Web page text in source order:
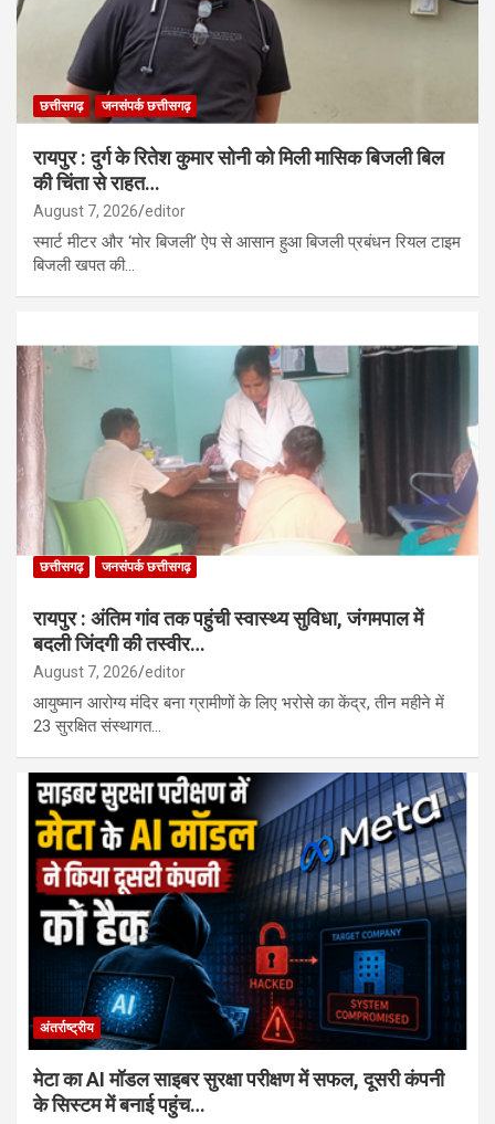
छत्तीसगढ़ जनसंपर्क छत्तीसगढ़
रायपुर : दुर्ग के रितेश कुमार सोनी को मिली मासिक बिजली बिल
की चिंता से राहत…
August 7, 2026 editor
स्मार्ट मीटर और ‘मोर बिजली’ ऐप से आसान हुआ बिजली प्रबंधन रियल टाइम
बिजली खपत की…
छत्तीसगढ़ जनसंपर्क छत्तीसगढ़
रायपुर : अंतिम गांव तक पहुंची स्वास्थ्य सुविधा, जंगमपाल में
बदली जिंदगी की तस्वीर…
August 7, 2026 editor
आयुष्मान आरोग्य मंदिर बना ग्रामीणों के लिए भरोसे का केंद्र, तीन महीने में
23 सुरक्षित संस्थागत…
अंतर्राष्ट्रीय
मेटा का AI मॉडल साइबर सुरक्षा परीक्षण में सफल, दूसरी कंपनी
के सिस्टम में बनाई पहुंच…